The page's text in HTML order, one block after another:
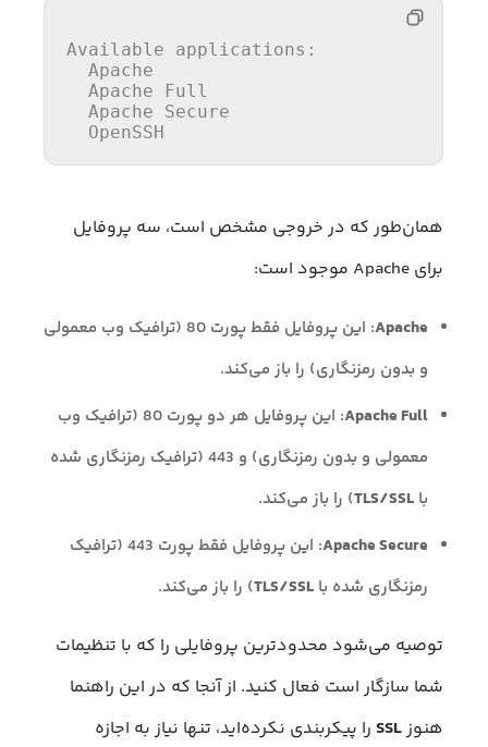
Available applications:
  Apache
  Apache
Full
  Apache Secure
  OpenSSH
همان‌طور که در خروجی مشخص است، سه پروفایل
برای Apache موجود است:
Apache
: این پروفایل فقط پورت 80 (ترافیک وب معمولی
و بدون رمزنگاری) را باز می‌کند.
Apache Full
: این پروفایل هر دو پورت 80 (ترافیک وب
معمولی و بدون رمزنگاری) و 443 (ترافیک رمزنگاری شده
با TLS/SSL) را باز می‌کند.
Apache Secure
: این پروفایل فقط پورت 443 (ترافیک
رمزنگاری شده با TLS/SSL) را باز می‌کند.
توصیه می‌شود محدودترین پروفایلی را که با تنظیمات
شما سازگار است فعال کنید. از آنجا که در این راهنما
هنوزSSL را پیکربندی نکرده‌اید، تنها نیاز به اجازه